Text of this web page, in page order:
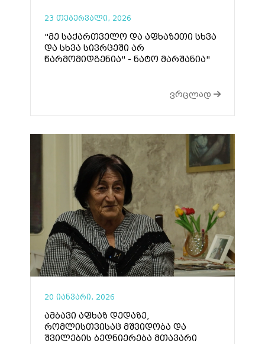
23 თებერვალი, 2026
"მე საქართველო და აფხაზეთი სხვა
და სხვა სივრცეში არ
წარმომიდგენია" - ნატო მარშანია"
ვრცლად
20 იანვარი, 2026
ამბავი აფხაზ დედაზე,
რომლისთვისაც მშვიდობა და
შვილების ბედნიერება მთავარი